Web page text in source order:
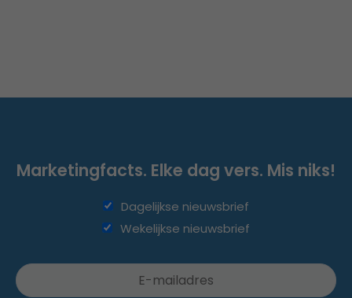
Marketingfacts. Elke dag vers. Mis niks!
Dagelijkse nieuwsbrief
Wekelijkse nieuwsbrief